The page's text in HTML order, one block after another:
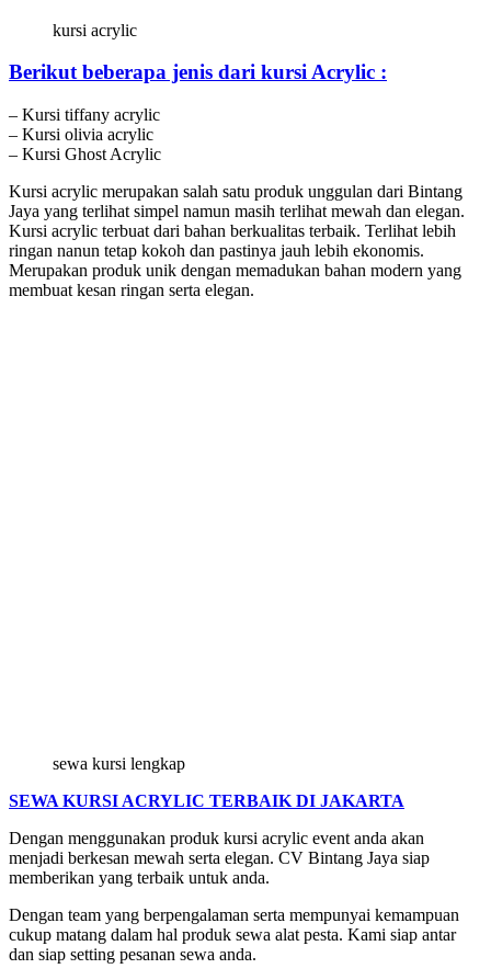
kursi acrylic
Berikut beberapa jenis dari kursi Acrylic :
– Kursi tiffany acrylic
– Kursi olivia acrylic
– Kursi Ghost Acrylic
Kursi acrylic merupakan salah satu produk unggulan dari Bintang
Jaya yang terlihat simpel namun masih terlihat mewah dan elegan.
Kursi acrylic terbuat dari bahan berkualitas terbaik. Terlihat lebih
ringan nanun tetap kokoh dan pastinya jauh lebih ekonomis.
Merupakan produk unik dengan memadukan bahan modern yang
membuat kesan ringan serta elegan.
sewa kursi lengkap
SEWA KURSI ACRYLIC TERBAIK DI JAKARTA
Dengan menggunakan produk kursi acrylic event anda akan
menjadi berkesan mewah serta elegan. CV Bintang Jaya siap
memberikan yang terbaik untuk anda.
Dengan team yang berpengalaman serta mempunyai kemampuan
cukup matang dalam hal produk sewa alat pesta. Kami siap antar
dan siap setting pesanan sewa anda.